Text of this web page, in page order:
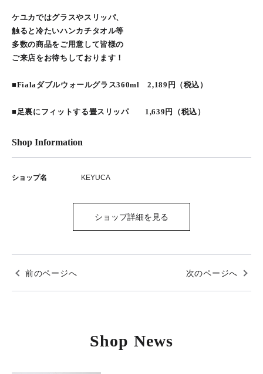
ケユカではグラスやスリッパ、
触ると冷たいハンカチタオル等
多数の商品をご用意して皆様の
ご来店をお待ちしております！
■Fialaダブルウォールグラス360ml 2,189円（税込）
■足裏にフィットする畳スリッパ 1,639円（税込）
Shop Information
ショップ名 KEYUCA
ショップ詳細を見る
前のページへ 次のページへ
Shop News